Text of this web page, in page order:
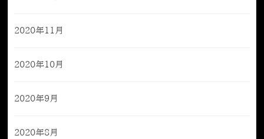
2020年11月
2020年10月
2020年9月
2020年8月